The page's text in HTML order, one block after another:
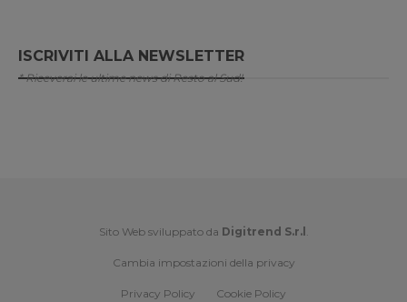
ISCRIVITI ALLA NEWSLETTER
* Riceverai le ultime news di Resto al Sud!
Sito Web sviluppato da Digitrend S.r.l .
Cambia impostazioni della privacy
Privacy Policy Cookie Policy